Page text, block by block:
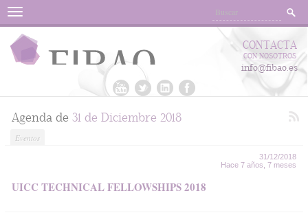
Menu
CONTACTA
CON NOSOTROS
info@fibao.es
Agenda de 31 de Diciembre 2018
Eventos
31/12/2018
Hace 7 años, 7 meses
UICC TECHNICAL FELLOWSHIPS 2018